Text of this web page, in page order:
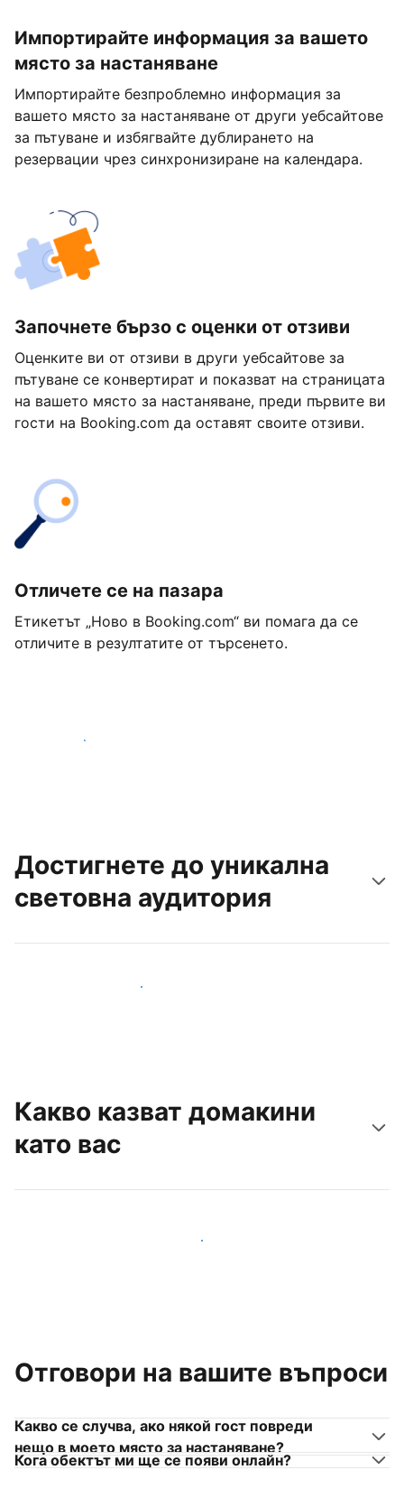
Импортирайте информация за вашето
място за настаняване
Импортирайте безпроблемно информация за
вашето място за настаняване от други уебсайтове
за пътуване и избягвайте дублирането на
резервации чрез синхронизиране на календара.
Започнете бързо с оценки от отзиви
Оценките ви от отзиви в други уебсайтове за
пътуване се конвертират и показват на страницата
на вашето място за настаняване, преди първите ви
гости на Booking.com да оставят своите отзиви.
Отличете се на пазара
Етикетът „Ново в Booking.com“ ви помага да се
отличите в резултатите от търсенето.
Започнете днес
Достигнете до уникална
световна аудитория
Достигнете до нови гости днес
Какво казват домакини
като вас
Отговори на вашите въпроси
Какво се случва, ако някой гост повреди
нещо в моето място за настаняване?
Кога обектът ми ще се появи онлайн?